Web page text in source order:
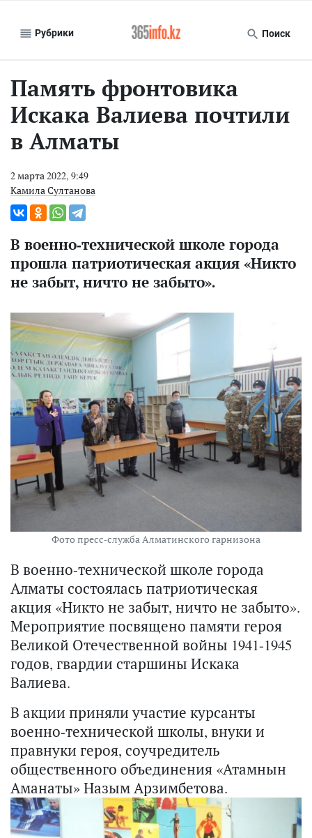
Рубрики Поиск
Память фронтовика
Искака Валиева почтили
в Алматы
2 марта 2022, 9:49
Камила Султанова
В военно-технической школе города
прошла патриотическая акция «Никто
не забыт, ничто не забыто».
Фото пресс-служба Алматинского гарнизона
В военно-технической школе города
Алматы состоялась патриотическая
акция «Никто не забыт, ничто не забыто».
Мероприятие посвящено памяти героя
Великой Отечественной войны 1941-1945
годов, гвардии старшины Искака
Валиева.
В акции приняли участие курсанты
военно-технической школы, внуки и
правнуки героя, соучредитель
общественного объединения «Атамнын
Аманаты» Назым Арзимбетова.